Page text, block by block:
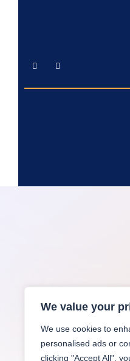
We value your
We use cookies to
personalised ads or
clicking "Accept All",